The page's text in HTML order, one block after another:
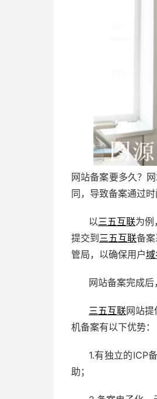
网站备案要多久？
同，导致备案通过
以三五互联为例
提交到 三五互联备
管局，以确保用户域
网站备案完成后，
三五互联网站提
机备案有以下优势：
1.有独立的ICP
助；